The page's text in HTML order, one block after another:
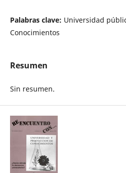
Palabras clave: Universidad
Conocimientos
Resumen
Sin resumen.